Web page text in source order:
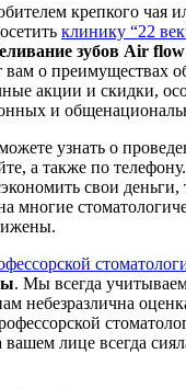
крепкого чая
клинику “22
зубов Air flow
вам о преимуществах
акции и скидки,
и
узнать о
а также по
свои деньги,
многие
. Мы всегда
небезразлична
вашем лице всегда